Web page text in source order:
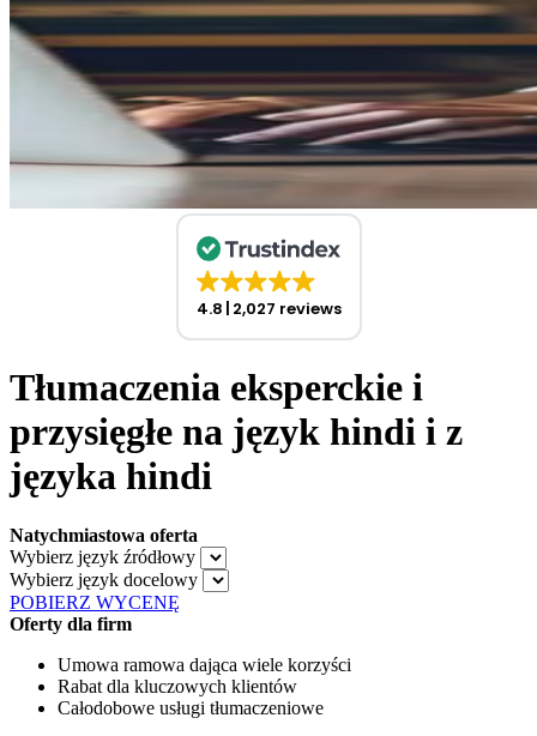
4.8 2,027 reviews
Tłumaczenia eksperckie i
przysięgłe na język hindi i z
języka hindi
Natychmiastowa oferta
Wybierz język źródłowy
Wybierz język docelowy
POBIERZ WYCENĘ
Oferty dla firm
Umowa ramowa dająca wiele korzyści
Rabat dla kluczowych klientów
Całodobowe usługi tłumaczeniowe